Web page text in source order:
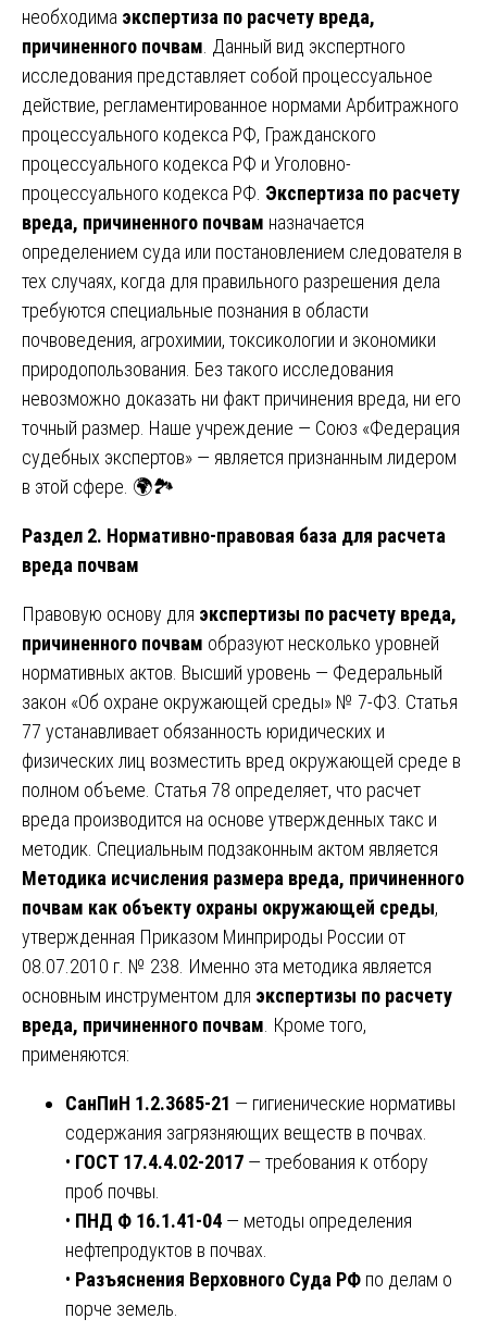
необходима экспертиза по расчету вреда,
причиненного почвам . Данный вид экспертного
исследования представляет собой процессуальное
действие, регламентированное нормами Арбитражного
процессуального кодекса РФ, Гражданского
процессуального кодекса РФ и Уголовно-
процессуального кодекса РФ. Экспертиза по расчету
вреда, причиненного почвам назначается
определением суда или постановлением следователя в
тех случаях, когда для правильного разрешения дела
требуются специальные познания в области
почвоведения, агрохимии, токсикологии и экономики
природопользования. Без такого исследования
невозможно доказать ни факт причинения вреда, ни его
точный размер. Наше учреждение — Союз «Федерация
судебных экспертов» — является признанным лидером
в этой сфере. 🌍🏞️
Раздел 2. Нормативно-правовая база для расчета
вреда почвам
Правовую основу для экспертизы по расчету вреда,
причиненного почвам образуют несколько уровней
нормативных актов. Высший уровень — Федеральный
закон «Об охране окружающей среды» № 7-ФЗ. Статья
77 устанавливает обязанность юридических и
физических лиц возместить вред окружающей среде в
полном объеме. Статья 78 определяет, что расчет
вреда производится на основе утвержденных такс и
методик. Специальным подзаконным актом является
Методика исчисления размера вреда, причиненного
почвам как объекту охраны окружающей среды,
утвержденная Приказом Минприроды России от
08.07.2010 г. № 238. Именно эта методика является
основным инструментом для экспертизы по расчету
вреда, причиненного почвам . Кроме того,
применяются:
СанПиН 1.2.3685-21 — гигиенические нормативы
содержания загрязняющих веществ в почвах.
• ГОСТ 17.4.4.02-2017 — требования к отбору
проб почвы.
• ПНД Ф 16.1.41-04 — методы определения
нефтепродуктов в почвах.
• Разъяснения Верховного Суда РФ по делам о
порче земель.